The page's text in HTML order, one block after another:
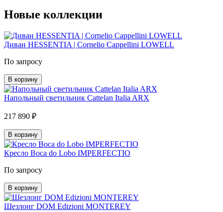
Новые коллекции
Диван HESSENTIA | Cornelio Cappellini LOWELL
По запросу
В корзину
Напольный светильник Cattelan Italia ARX
217 890 ₽
В корзину
Кресло Boca do Lobo IMPERFECTIO
По запросу
В корзину
Шезлонг DOM Edizioni MONTEREY